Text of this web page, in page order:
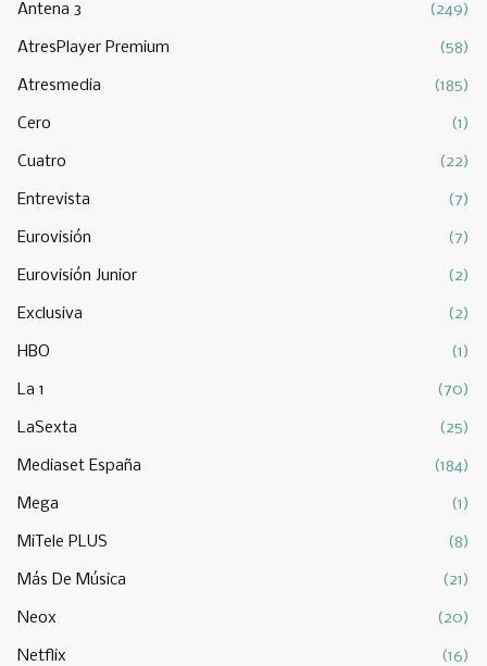
Antena 3 (249)
AtresPlayer Premium (58)
Atresmedia (185)
Cero (1)
Cuatro (22)
Entrevista (7)
Eurovisión (7)
Eurovisión Junior (2)
Exclusiva (2)
HBO (1)
La 1 (70)
LaSexta (25)
Mediaset España (184)
Mega (1)
MiTele PLUS (8)
Más De Música (21)
Neox (20)
Netflix (16)